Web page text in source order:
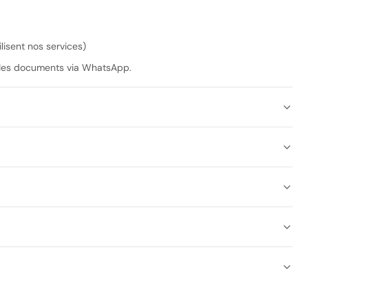
nos services)
documents via WhatsApp.
adaptés à vos préférences.
à une utilisation inter-